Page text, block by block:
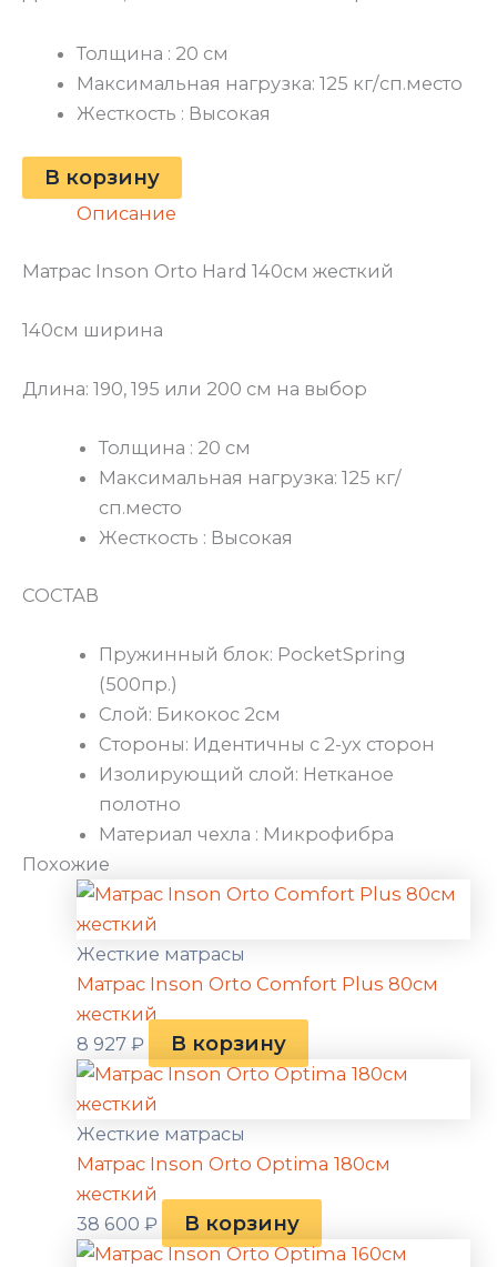
Толщина : 20 см
Максимальная нагрузка: 125 кг/сп.место
Жесткость : Высокая
В корзину
Описание
Матрас Inson Orto Hard 140см жесткий
140см ширина
Длина: 190, 195 или 200 см на выбор
Толщина : 20 см
Максимальная нагрузка: 125 кг/
сп.место
Жесткость : Высокая
СОСТАВ
Пружинный блок: PocketSpring
(500пр.)
Слой: Бикокос 2см
Стороны: Идентичны с 2-ух сторон
Изолирующий слой: Нетканое
полотно
Материал чехла : Микрофибра
Похожие
Жесткие матрасы
Матрас Inson Orto Comfort Plus 80см
жесткий
8 927₽ В корзину
Жесткие матрасы
Матрас Inson Orto Optima 180см
жесткий
38 600₽ В корзину